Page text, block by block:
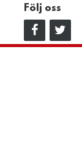
Följ oss